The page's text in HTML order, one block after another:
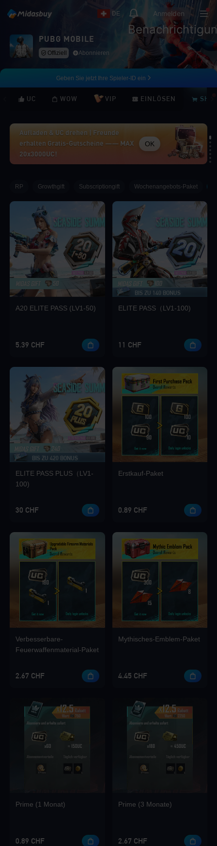
DE Anmelden
PUBG MOBILE
Offiziell Abonnieren
Geben Sie jetzt Ihre Spieler-ID ein
UC WOW VIP EINLÖSEN
Aufladen & UC drehen | Freunde
erhalten Gratis-Gutscheine —— MAX
20x3000UC!
OK
Loading...
Loading...
Loading...
Loading...
Loading...
Loading...
Loading...
RP Growthgift Subscriptiongift Wochenangebots-Paket
A20 ELITE PASS (LV1-50)
5.39 CHF
BIS ZU 140 BONUS
ELITE PASS（LV1-100)
11 CHF
BIS ZU 420 BONUS
ELITE PASS PLUS（LV1-
100)
30 CHF
Erstkauf-Paket
0.89 CHF
Verbesserbare-
Feuerwaffenmaterial-Paket
2.67 CHF
Mythisches-Emblem-Paket
4.45 CHF
Prime (1 Monat)
0.89 CHF
Prime (3 Monate)
2.67 CHF